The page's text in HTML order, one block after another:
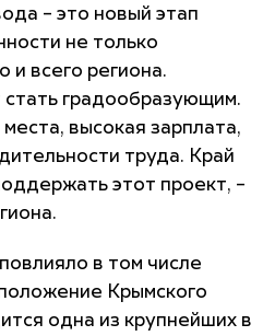
– это новый этап
не только
и всего региона.
градообразующим.
высокая зарплата,
труда. Край
этот проект, –
в том числе
Крымского
одна из крупнейших в